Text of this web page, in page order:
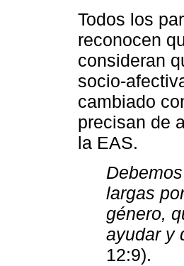
Todos los
reconocen
consideran
socio-
cambiado
precisan de
la EAS.
largas
género,
ayudar y
12:9).